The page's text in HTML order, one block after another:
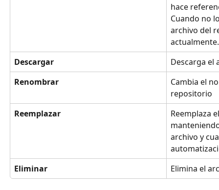
hace
Cuando no
archivo del
Descargar
Descarga el
Renombrar
Cambia el
repositorio
Reemplazar
Reemplaza
archivo y
Eliminar
Elimina el